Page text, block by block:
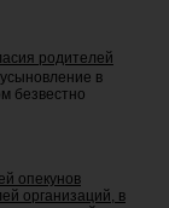
родителей
в
безвестно
опекунов
организаций, в